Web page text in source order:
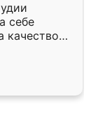
себе
качеством
почти